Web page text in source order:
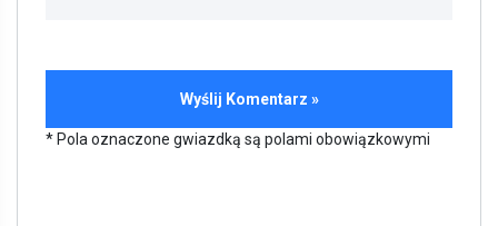
* Pola oznaczone gwiazdką są polami obowiązkowymi